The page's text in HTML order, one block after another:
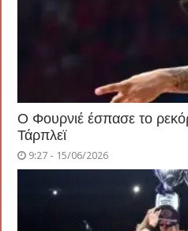
Ο Φουρνιέ έσπασε το
Τάρπλεϊ
9:27 - 15/06/2026